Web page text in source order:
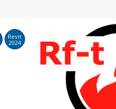
Revit
2024